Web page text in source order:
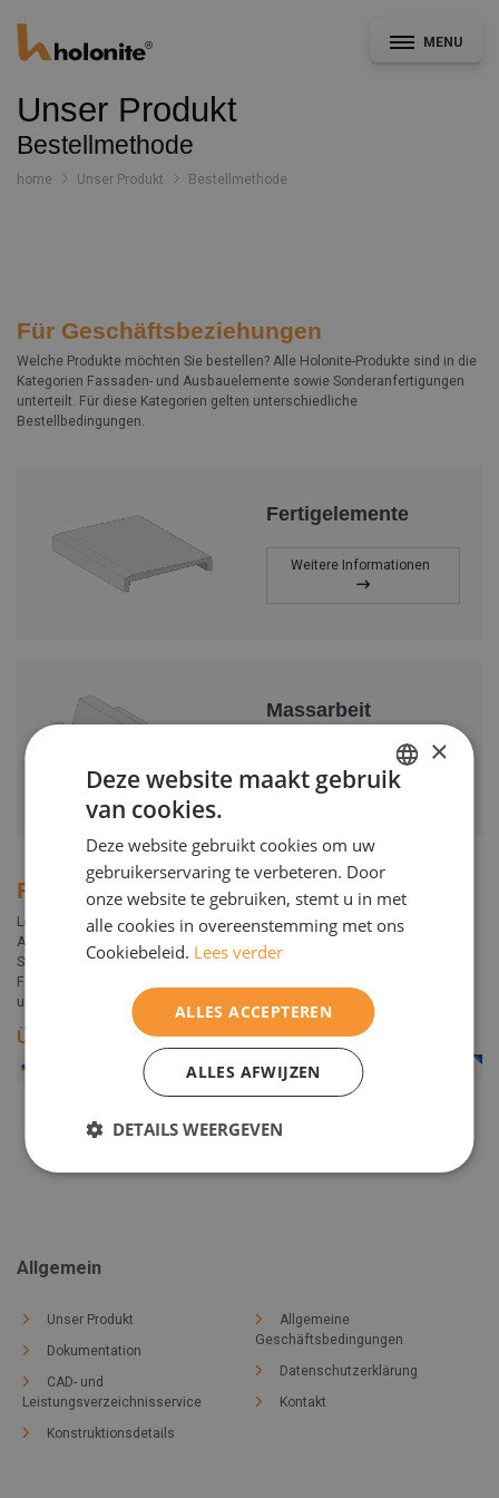
MENU
CAD- und Leistungsverzeichnisservice
Konstruktionsdetails
Dokumentation
Nachrichten
Unser Produkt
Bestellmethode
home Unser Produkt Bestellmethode
Für Geschäftsbeziehungen
Welche Produkte möchten Sie bestellen? Alle Holonite-Produkte sind in die
Kategorien Fassaden- und Ausbauelemente sowie Sonderanfertigungen
unterteilt. Für diese Kategorien gelten unterschiedliche
Bestellbedingungen.
Fertigelemente
Weitere Informationen
Massarbeit
Weitere Informationen
Für Privatpersonen
Leider können wir Privatpersonen weder direkt beliefern noch ihnen
Angebote unterbreiten. Als Hersteller beliefern wir hauptsächlich unser
Stammkundennetzwerk, bestehend aus größeren Bauunternehmen und
Fachhändlern für Baustoffe. Daher möchten wir Sie gerne an einen
unserer Partner verweisen.
Über unsere Partner
Allgemein
Unser Produkt
Dokumentation
CAD- und
Leistungsverzeichnisservice
Konstruktionsdetails
Allgemeine
Geschäftsbedingungen
Datenschutzerklärung
Kontakt
×
Deze website maakt gebruik
van cookies.
Deze website gebruikt cookies om uw
gebruikerservaring te verbeteren. Door
onze website te gebruiken, stemt u in met
alle cookies in overeenstemming met ons
Cookiebeleid. Lees verder
ALLES ACCEPTEREN
ALLES AFWIJZEN
DETAILS WEERGEVEN